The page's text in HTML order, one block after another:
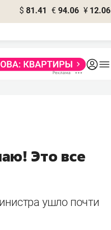
$ 81.41 € 94.06 ¥ 12.06
Это все
ушло почти